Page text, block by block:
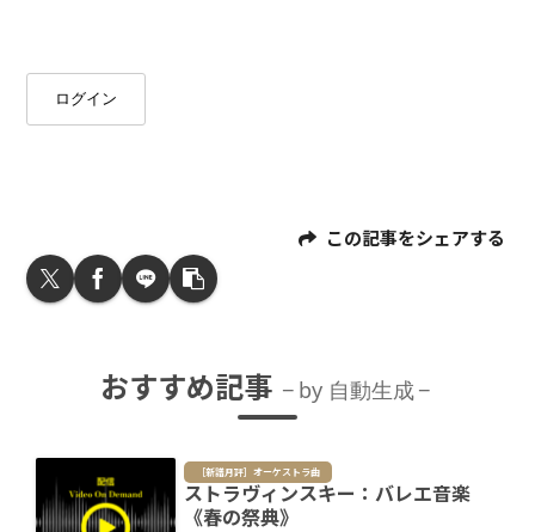
ログイン
この記事をシェアする
おすすめ記事 by 自動生成
［新譜月評］オーケストラ曲
ストラヴィンスキー：バレエ音楽
《春の祭典》